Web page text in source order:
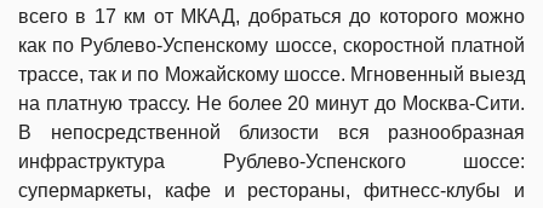
всего в 17 км от МКАД, добраться до которого можно
как по Рублево-Успенскому шоссе, скоростной платной
трассе, так и по Можайскому шоссе. Мгновенный выезд
на платную трассу. Не более 20 минут до Москва-Сити.
В непосредственной близости вся разнообразная
инфраструктура Рублево-Успенского шоссе:
супермаркеты, кафе и рестораны, фитнесс-клубы и